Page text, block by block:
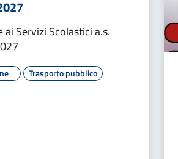
ai Servizi Scolastici a.s.
Trasporto pubblico